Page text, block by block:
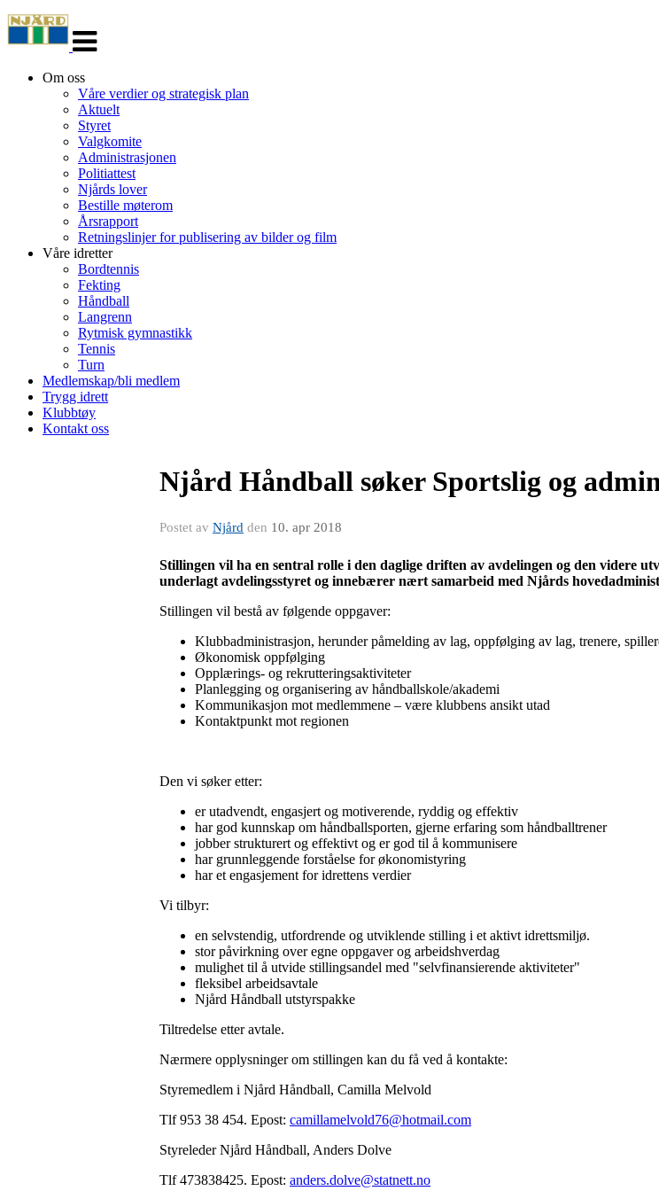
navigasjon
Om oss
Våre verdier og strategisk plan
Aktuelt
Styret
Valgkomite
Administrasjonen
Politiattest
Njårds lover
Bestille møterom
Årsrapport
Retningslinjer for publisering av bilder og film
Våre idretter
Bordtennis
Fekting
Håndball
Langrenn
Rytmisk gymnastikk
Tennis
Turn
Medlemskap/bli medlem
Trygg idrett
Klubbtøy
Kontakt oss
Njård Håndball søker Sportslig og
Postet av Njård den 10. apr 2018
Stillingen vil ha en sentral rolle i den daglige driften av avdelingen og den videre
underlagt avdelingsstyret og innebærer nært samarbeid med Njårds
Stillingen vil bestå av følgende oppgaver:
Klubbadministrasjon, herunder påmelding av lag, oppfølging av lag, trenere,
Økonomisk oppfølging
Opplærings- og rekrutteringsaktiviteter
Planlegging og organisering av håndballskole/akademi
Kommunikasjon mot medlemmene – være klubbens ansikt utad
Kontaktpunkt mot regionen
Den vi søker etter:
er utadvendt, engasjert og motiverende, ryddig og effektiv
har god kunnskap om håndballsporten, gjerne erfaring som håndballtrener
jobber strukturert og effektivt og er god til å kommunisere
har grunnleggende forståelse for økonomistyring
har et engasjement for idrettens verdier
Vi tilbyr:
en selvstendig, utfordrende og utviklende stilling i et aktivt idrettsmiljø.
stor påvirkning over egne oppgaver og arbeidshverdag
mulighet til å utvide stillingsandel med "selvfinansierende aktiviteter"
fleksibel arbeidsavtale
Njård Håndball utstyrspakke
Tiltredelse etter avtale.
Nærmere opplysninger om stillingen kan du få ved å kontakte:
Styremedlem i Njård Håndball, Camilla Melvold
Tlf 953 38 454. Epost: camillamelvold76@hotmail.com
Styreleder Njård Håndball, Anders Dolve
Tlf 473838425. Epost: anders.dolve@statnett.no